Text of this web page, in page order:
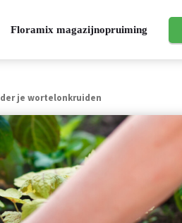
Floramix magazijnopruiming
je wortelonkruiden